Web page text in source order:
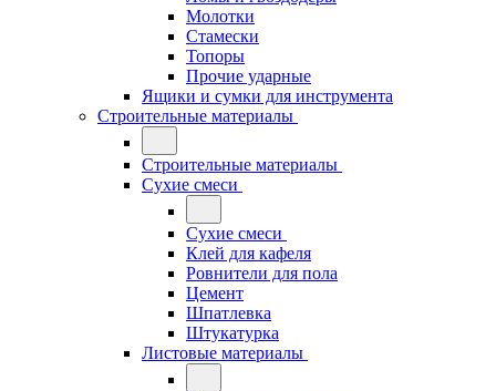
Молотки
Стамески
Топоры
Прочие ударные
Ящики и сумки для инструмента
Строительные материалы
Строительные материалы
Сухие смеси
Сухие смеси
Клей для кафеля
Ровнители для пола
Цемент
Шпатлевка
Штукатурка
Листовые материалы